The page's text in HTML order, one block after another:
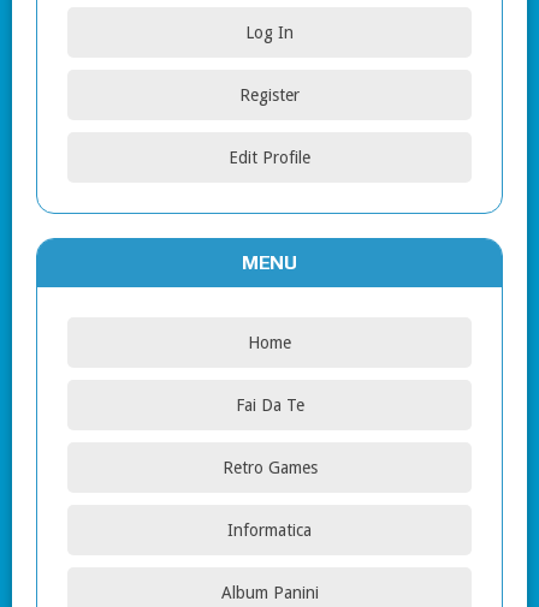
Log In
Register
Edit Profile
MENU
Home
Fai Da Te
Retro Games
Informatica
Album Panini